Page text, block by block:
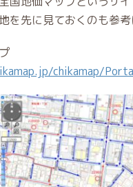
を先に見ておくのも参考
chikamap/